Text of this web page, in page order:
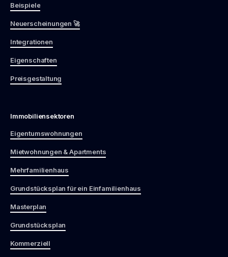
Beispiele
Neuerscheinungen 🚀
Integrationen
Eigenschaften
Preisgestaltung
Immobiliensektoren
Eigentumswohnungen
Mietwohnungen & Apartments
Mehrfamilienhaus
Grundstücksplan für ein Einfamilienhaus
Masterplan
Grundstücksplan
Kommerziell